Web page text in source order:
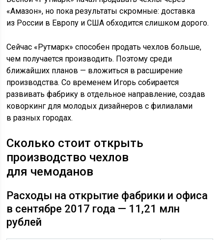
«Амазон», но пока результаты скромные: доставка
из России в Европу и США обходится слишком дорого.
Сейчас «Рутмарк» способен продать чехлов больше,
чем получается производить. Поэтому среди
ближайших планов — вложиться в расширение
производства. Со временем Игорь собирается
развивать фабрику в отдельное направление, создав
коворкинг для молодых дизайнеров с филиалами
в разных городах.
Сколько стоит открыть
производство чехлов
для чемоданов
Расходы на открытие фабрики и офиса
в сентябре 2017 года — 11,21 млн
рублей